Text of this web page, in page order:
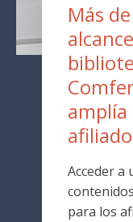
Más
Acceder a
para los